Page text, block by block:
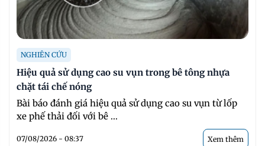
NGHIÊN CỨU
Hiệu quả sử dụng cao su vụn trong bê tông nhựa
chặt tái chế nóng
Bài báo đánh giá hiệu quả sử dụng cao su vụn từ lốp
xe phế thải đối với bê ...
07/08/2026 - 08:37 Xem thêm